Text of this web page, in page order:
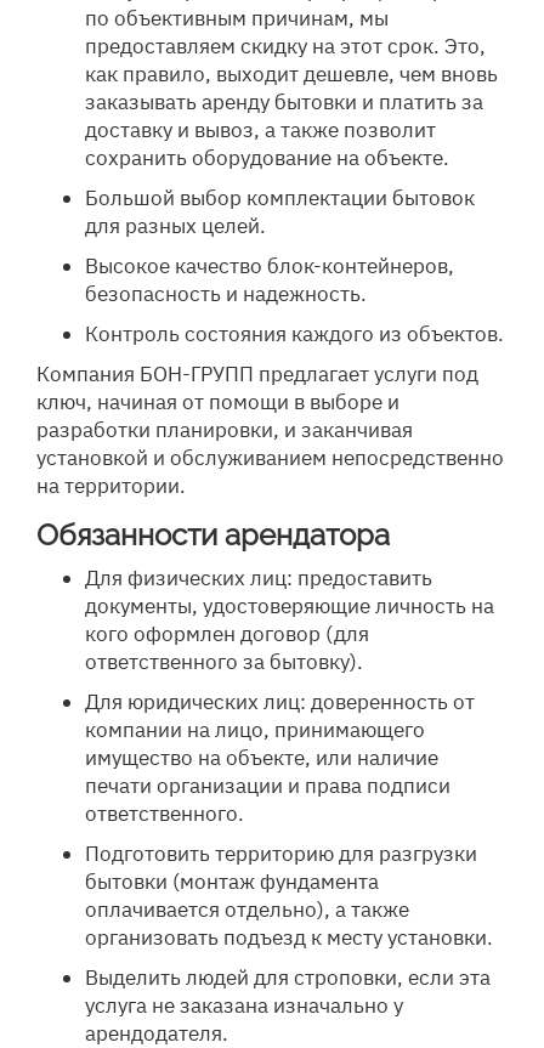
по объективным причинам, мы
предоставляем скидку на этот срок. Это,
как правило, выходит дешевле, чем вновь
заказывать аренду бытовки и платить за
доставку и вывоз, а также позволит
сохранить оборудование на объекте.
Большой выбор комплектации бытовок
для разных целей.
Высокое качество блок-контейнеров,
безопасность и надежность.
Контроль состояния каждого из объектов.
Компания БОН-ГРУПП предлагает услуги под
ключ, начиная от помощи в выборе и
разработки планировки, и заканчивая
установкой и обслуживанием непосредственно
на территории.
Обязанности арендатора
Для физических лиц: предоставить
документы, удостоверяющие личность на
кого оформлен договор (для
ответственного за бытовку).
Для юридических лиц: доверенность от
компании на лицо, принимающего
имущество на объекте, или наличие
печати организации и права подписи
ответственного.
Подготовить территорию для разгрузки
бытовки (монтаж фундамента
оплачивается отдельно), а также
организовать подъезд к месту установки.
Выделить людей для строповки, если эта
услуга не заказана изначально у
арендодателя.